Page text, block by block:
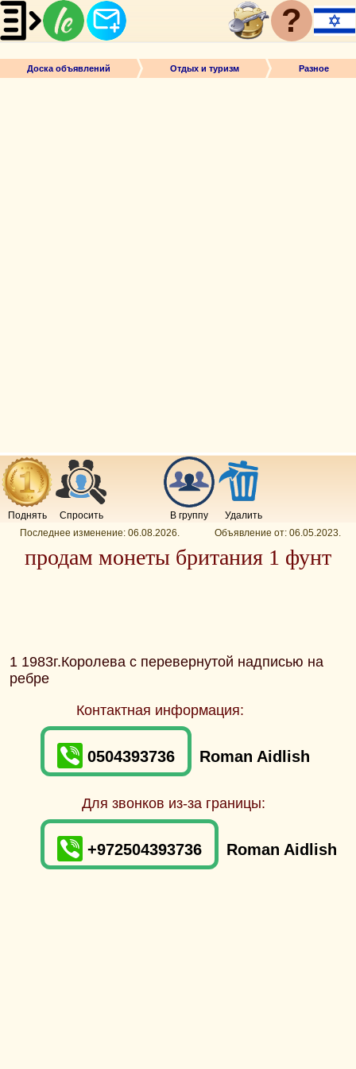
?
Доска объявлений Отдых и туризм Разное
Поднять Спросить В группу
Удалить
Последнее изменение: 06.08.2026. Объявление от: 06.05.2023.
продам монеты британия 1 фунт
1 1983г.Королева с перевернутой надписью на
ребре
Контактная информация:
0504393736 Roman Aidlish
Для звонков из-за границы:
+972504393736 Roman Aidlish